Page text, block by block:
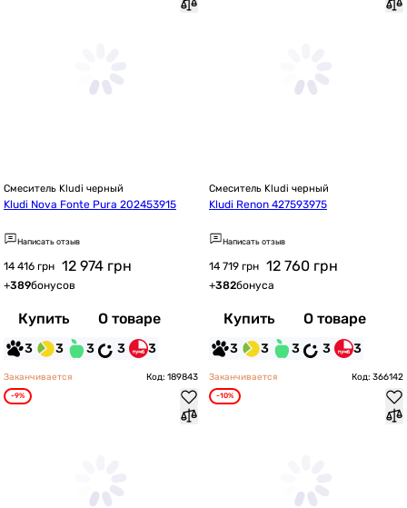
Смеситель Kludi черный
Kludi Nova Fonte Pura 202453915
Написать отзыв
14 416 грн 12 974 грн
+389бонусов
Купить О товаре
3 3 3 3 3
Смеситель Kludi черный
Kludi Renon 427593975
Написать отзыв
14 719 грн 12 760 грн
+382бонуса
Купить О товаре
3 3 3 3 3
Заканчивается Код: 189843
-9%
Заканчивается Код: 366142
-10%